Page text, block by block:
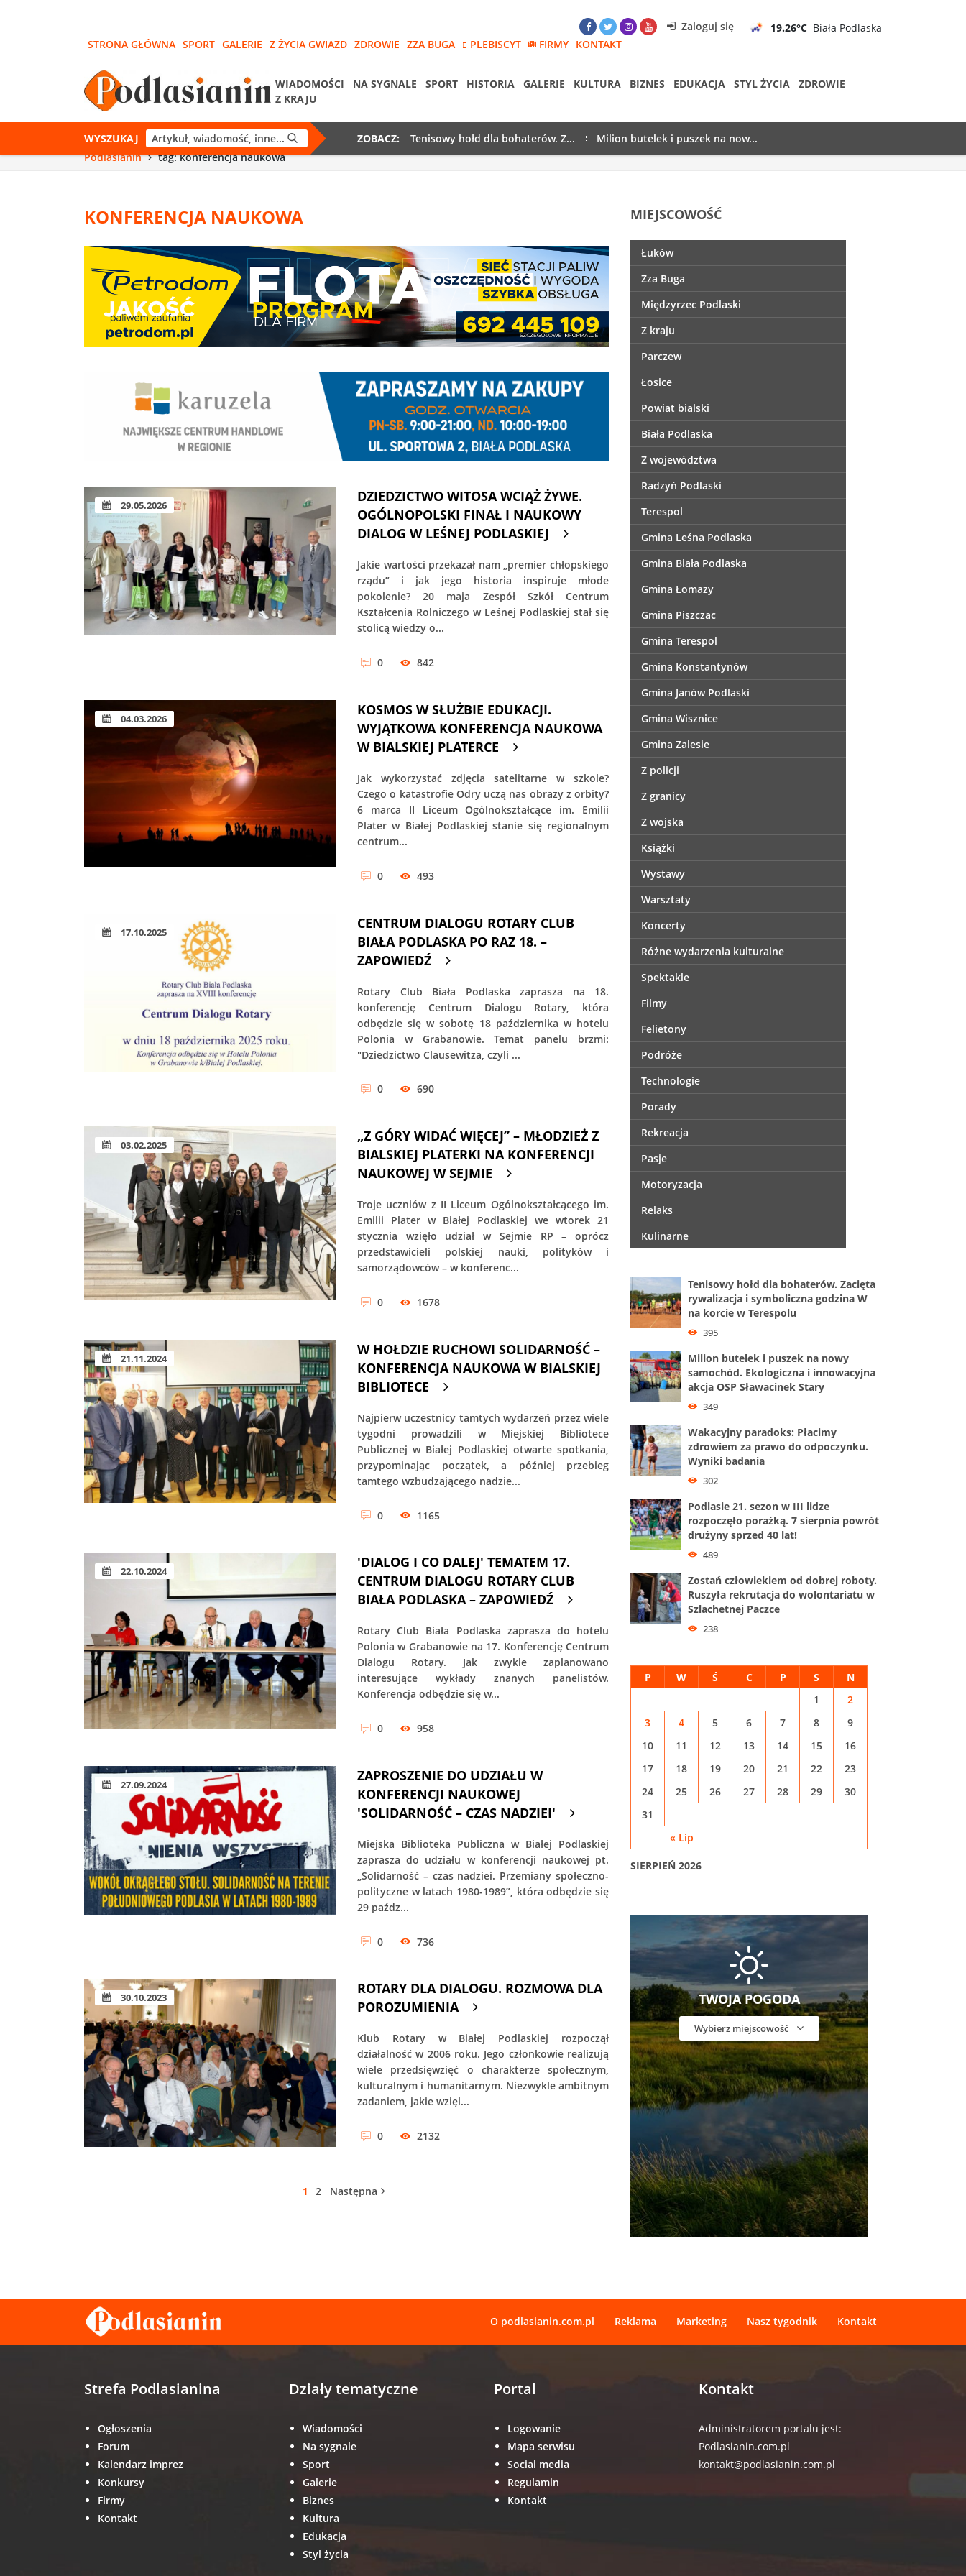
Zaloguj się 19.26°C Biała Podlaska
STRONA GŁÓWNA SPORT GALERIE Z ŻYCIA GWIAZD ZDROWIE ZZA BUGA PLEBISCYT FIRMY KONTAKT
WIADOMOŚCI NA SYGNALE SPORT HISTORIA GALERIE KULTURA BIZNES EDUKACJA STYL ŻYCIA
ZDROWIE
Z KRAJU
WYSZUKAJ ZOBACZ: Tenisowy hołd dla bohaterów. Z...
Milion butelek i puszek na now...
Podlasianin
tag: konferencja naukowa
KONFERENCJA NAUKOWA
29.05.2026
DZIEDZICTWO WITOSA WCIĄŻ ŻYWE.
OGÓLNOPOLSKI FINAŁ I NAUKOWY
DIALOG W LEŚNEJ PODLASKIEJ
Jakie wartości przekazał nam „premier chłopskiego
rządu” i jak jego historia inspiruje młode
pokolenie? 20 maja Zespół Szkół Centrum
Kształcenia Rolniczego w Leśnej Podlaskiej stał się
stolicą wiedzy o...
0 842
04.03.2026
KOSMOS W SŁUŻBIE EDUKACJI.
WYJĄTKOWA KONFERENCJA NAUKOWA
W BIALSKIEJ PLATERCE
Jak wykorzystać zdjęcia satelitarne w szkole?
Czego o katastrofie Odry uczą nas obrazy z orbity?
6 marca II Liceum Ogólnokształcące im. Emilii
Plater w Białej Podlaskiej stanie się regionalnym
centrum...
0 493
17.10.2025
CENTRUM DIALOGU ROTARY CLUB
BIAŁA PODLASKA PO RAZ 18. –
ZAPOWIEDŹ
Rotary Club Biała Podlaska zaprasza na 18.
konferencję Centrum Dialogu Rotary, która
odbędzie się w sobotę 18 października w hotelu
Polonia w Grabanowie. Temat panelu brzmi:
"Dziedzictwo Clausewitza, czyli ...
0 690
03.02.2025
„Z GÓRY WIDAĆ WIĘCEJ” – MŁODZIEŻ Z
BIALSKIEJ PLATERKI NA KONFERENCJI
NAUKOWEJ W SEJMIE
Troje uczniów z II Liceum Ogólnokształcącego im.
Emilii Plater w Białej Podlaskiej we wtorek 21
stycznia wzięło udział w Sejmie RP – oprócz
przedstawicieli polskiej nauki, polityków i
samorządowców – w konferenc...
0 1678
21.11.2024
W HOŁDZIE RUCHOWI SOLIDARNOŚĆ –
KONFERENCJA NAUKOWA W BIALSKIEJ
BIBLIOTECE
Najpierw uczestnicy tamtych wydarzeń przez wiele
tygodni prowadzili w Miejskiej Bibliotece
Publicznej w Białej Podlaskiej otwarte spotkania,
przypominając początek, a później przebieg
tamtego wzbudzającego nadzie...
0 1165
22.10.2024
'DIALOG I CO DALEJ' TEMATEM 17.
CENTRUM DIALOGU ROTARY CLUB
BIAŁA PODLASKA – ZAPOWIEDŹ
Rotary Club Biała Podlaska zaprasza do hotelu
Polonia w Grabanowie na 17. Konferencję Centrum
Dialogu Rotary. Jak zwykle zaplanowano
interesujące wykłady znanych panelistów.
Konferencja odbędzie się w...
0 958
27.09.2024
ZAPROSZENIE DO UDZIAŁU W
KONFERENCJI NAUKOWEJ
'SOLIDARNOŚĆ – CZAS NADZIEI'
Miejska Biblioteka Publiczna w Białej Podlaskiej
zaprasza do udziału w konferencji naukowej pt.
„Solidarność – czas nadziei. Przemiany społeczno-
polityczne w latach 1980-1989”, która odbędzie się
29 paźdz...
0 736
30.10.2023
ROTARY DLA DIALOGU. ROZMOWA DLA
POROZUMIENIA
Klub Rotary w Białej Podlaskiej rozpoczął
działalność w 2006 roku. Jego członkowie realizują
wiele przedsięwzięć o charakterze społecznym,
kulturalnym i humanitarnym. Niezwykle ambitnym
zadaniem, jakie wzięl...
0 2132
1 2 Następna
MIEJSCOWOŚĆ
Łuków
Zza Buga
Międzyrzec Podlaski
Z kraju
Parczew
Łosice
Powiat bialski
Biała Podlaska
Z województwa
Radzyń Podlaski
Terespol
Gmina Leśna Podlaska
Gmina Biała Podlaska
Gmina Łomazy
Gmina Piszczac
Gmina Terespol
Gmina Konstantynów
Gmina Janów Podlaski
Gmina Wisznice
Gmina Zalesie
Z policji
Z granicy
Z wojska
Książki
Wystawy
Warsztaty
Koncerty
Różne wydarzenia kulturalne
Spektakle
Filmy
Felietony
Podróże
Technologie
Porady
Rekreacja
Pasje
Motoryzacja
Relaks
Kulinarne
Tenisowy hołd dla bohaterów. Zacięta
rywalizacja i symboliczna godzina W
na korcie w Terespolu
395
Milion butelek i puszek na nowy
samochód. Ekologiczna i innowacyjna
akcja OSP Sławacinek Stary
349
Wakacyjny paradoks: Płacimy
zdrowiem za prawo do odpoczynku.
Wyniki badania
302
Podlasie 21. sezon w III lidze
rozpoczęło porażką. 7 sierpnia powrót
drużyny sprzed 40 lat!
489
Zostań człowiekiem od dobrej roboty.
Ruszyła rekrutacja do wolontariatu w
Szlachetnej Paczce
238
SIERPIEŃ 2026
P W Ś C P S N
« Lip
1
2
3
4 5 6 7 8
9
10
11 12 13 14 15
16
17
18 19 20 21 22
23
24
25 26 27 28 29
30
31
TWOJA POGODA
Wybierz miejscowość
O podlasianin.com.pl Reklama Marketing Nasz tygodnik Kontakt
Strefa Podlasianina
Ogłoszenia
Forum
Kalendarz imprez
Konkursy
Firmy
Kontakt
Działy tematyczne
Wiadomości
Na sygnale
Sport
Galerie
Biznes
Kultura
Edukacja
Styl życia
Portal
Logowanie
Mapa serwisu
Social media
Regulamin
Kontakt
Kontakt
Administratorem portalu jest:
Podlasianin.com.pl
kontakt@podlasianin.com.pl